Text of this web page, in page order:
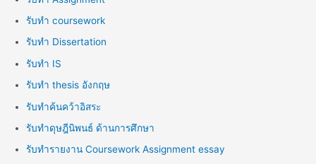
รับทำ coursework
รับทำ Dissertation
รับทำ IS
รับทำ thesis อังกฤษ
รับทำค้นคว้าอิสระ
รับทำดุษฎีนิพนธ์ ด้านการศึกษา
รับทำรายงาน Coursework Assignment essay